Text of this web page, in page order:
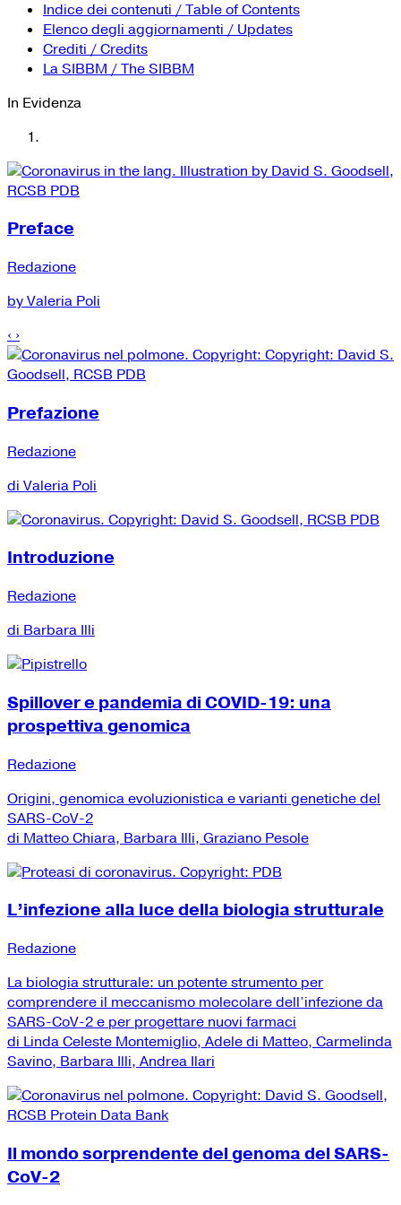
Tutti i siti Zanichelli per la scuola
Collezioni Università
Facebook
Twitter
Instagram
Instagram scuola
Mail
Indice dei contenuti / Table of Contents
Elenco degli aggiornamenti / Updates
Crediti / Credits
La SIBBM / The SIBBM
In Evidenza
Preface
Redazione
by Valeria Poli
‹ ›
Prefazione
Redazione
di Valeria Poli
Introduzione
Redazione
di Barbara Illi
Spillover e pandemia di COVID-19: una
prospettiva genomica
Redazione
Origini, genomica evoluzionistica e varianti genetiche del
SARS-CoV-2
di Matteo Chiara, Barbara Illi, Graziano Pesole
L’infezione alla luce della biologia strutturale
Redazione
La biologia strutturale: un potente strumento per
comprendere il meccanismo molecolare dell’infezione da
SARS-CoV-2 e per progettare nuovi farmaci
di Linda Celeste Montemiglio, Adele di Matteo, Carmelinda
Savino, Barbara Illi, Andrea Ilari
Il mondo sorprendente del genoma del SARS-
CoV-2